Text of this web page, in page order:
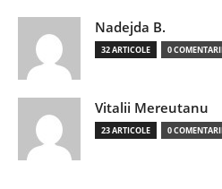
Nadejda B.
32 ARTICOLE 0
Vitalii Mereutanu
23 ARTICOLE 0